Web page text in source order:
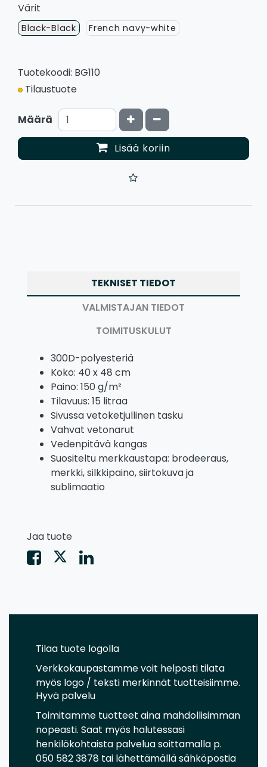
Värit
Black-Black French navy-white
Tuotekoodi: BG110
Tilaustuote
Määrä Kasvata määrää
Vähennä määrää
Lisää koriin
TEKNISET TIEDOT
VALMISTAJAN TIEDOT
TOIMITUSKULUT
300D-polyesteriä
Koko: 40 x 48 cm
Paino: 150 g/m²
Tilavuus: 15 litraa
Sivussa vetoketjullinen tasku
Vahvat vetonarut
Vedenpitävä kangas
Suositeltu merkkaustapa: brodeeraus,
merkki, silkkipaino, siirtokuva ja
sublimaatio
Jaa tuote
Tilaa tuote logolla
Verkkokaupastamme voit helposti tilata
myös logo / teksti merkinnät tuotteisiimme.
Hyvä palvelu
Toimitamme tuotteet aina mahdollisimman
nopeasti. Saat myös halutessasi
henkilökohtaista palvelua soittamalla p.
050 582 3878 tai lähettämällä sähköpostia